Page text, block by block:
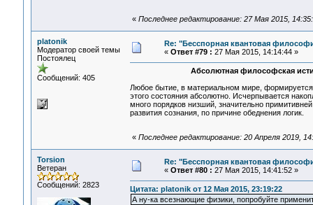
« Последнее редактирование: 27 Мая 2015,
platonik
Модератор своей темы
Постоялец
Сообщений: 405
Re: "Бесспорная квантовая
« Ответ #79 : 27 Мая 2015, 14:14:44 »
Абсолютная философская
Любое бытие, в материальном мире, формируется
этого состояния абсолютно. Исчерпывается
много порядков низший, значительно
развития сознания, по причине обеднения логик.
« Последнее редактирование: 20 Апреля 2019,
Torsion
Ветеран
Сообщений: 2823
Re: "Бесспорная квантовая
« Ответ #80 : 27 Мая 2015, 14:41:52 »
Цитата: platonik от 12 Мая 2015, 23:19:22
А ну-ка всезнающие физики, попробуйте